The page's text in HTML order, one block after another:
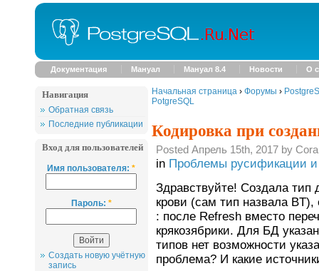
Документация Мануал Мануал 8.4 Новости О
Навигация
Обратная связь
Последние публикации
Вход для пользователей
Имя пользователя:*
Пароль: *
Создать новую учётную
запись
Начальная страница› Форумы ›
PotgreSQL
Кодировка при
Posted Апрель 15th, 2017 by Cora
in Проблемы русификации и
Здравствуйте! Создала тип
крови (сам тип назвала
: после Refresh вместо
крякозябрики. Для БД
типов нет возможности
проблема? И какие